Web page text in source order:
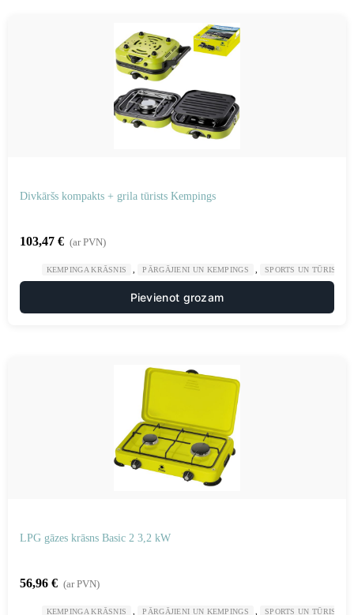
Divkāršs kompakts + grila tūrists Kempings
103,47 € (ar PVN)
KEMPINGA KRĀSNIS PĀRGĀJIENI UN KEMPINGS SPORTS UN TŪRISMS
Pievienot grozam
LPG gāzes krāsns Basic 2 3,2 kW
56,96 € (ar PVN)
KEMPINGA KRĀSNIS PĀRGĀJIENI UN KEMPINGS SPORTS UN TŪRISMS